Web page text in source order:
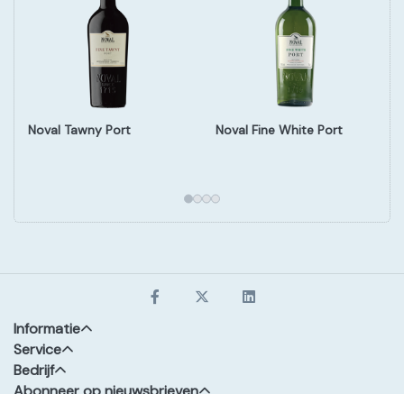
Noval Tawny Port Noval Fine White Port
Informatie
Service
Bedrijf